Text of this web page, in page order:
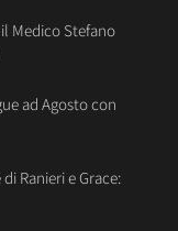
Medico Stefano
ad Agosto con
Ranieri e Grace: